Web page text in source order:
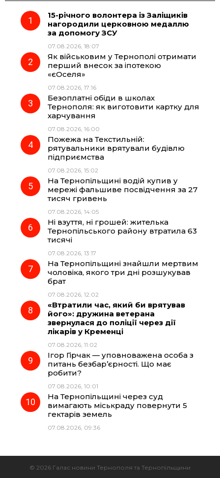
e
o
k
e
g
r
a
m
t
A
15-річного волонтера із Заліщиків
нагородили церковною медаллю
за допомогу ЗСУ
07.08.2026, 18:07
Як військовим у Тернополі отримати
перший внесок за іпотекою
«єОселя»
07.08.2026, 17:16
Безоплатні обіди в школах
Тернополя: як виготовити картку для
харчування
07.08.2026, 16:00
Пожежа на Текстильній:
рятувальники врятували будівлю
підприємства
07.08.2026, 15:02
На Тернопільщині водій купив у
мережі фальшиве посвідчення за 27
тисяч гривень
07.08.2026, 14:05
Ні взуття, ні грошей: жителька
Тернопільського району втратила 63
тисячі
07.08.2026, 13:17
На Тернопільщині знайшли мертвим
чоловіка, якого три дні розшукував
брат
07.08.2026, 12:02
«Втратили час, який би врятував
його»: дружина ветерана
звернулася до поліції через дії
лікарів у Кременці
07.08.2026, 11:02
Ігор Гірчак — уповноважена особа з
питань безбар’єрності. Що має
робити?
07.08.2026, 10:01
На Тернопільщині через суд
вимагають міськраду повернути 5
гектарів земель
07.08.2026, 09:36
© 2026 Галас новини Тернополя та Тернопільщини